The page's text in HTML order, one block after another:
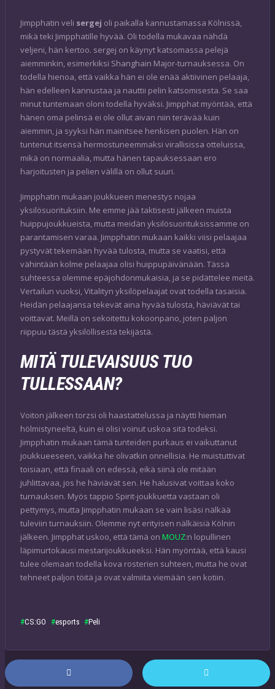
Jimpphatin veli sergej oli paikalla kannustamassa Kölnissä,
mikä teki Jimpphatille hyvää. Oli todella mukavaa nähdä
veljeni, hän kertoo. sergej on käynyt katsomassa pelejä
aiemminkin, esimerkiksi Shanghain Major-turnauksessa. On
todella hienoa, että vaikka hän ei ole enää aktiivinen pelaaja,
hän edelleen kannustaa ja nauttii pelin katsomisesta. Se saa
minut tuntemaan oloni todella hyväksi. Jimpphat myöntää, että
hänen oma pelinsä ei ole ollut aivan niin terävää kuin
aiemmin, ja syyksi hän mainitsee henkisen puolen. Hän on
tuntenut itsensä hermostuneemmaksi virallisissa otteluissa,
mikä on normaalia, mutta hänen tapauksessaan ero
harjoitusten ja pelien välillä on ollut suuri.
Jimpphatin mukaan joukkueen menestys nojaa
yksilösuorituksiin. Me emme jää taktisesti jälkeen muista
huippujoukkueista, mutta meidän yksilösuorituksissamme on
parantamisen varaa. Jimpphatin mukaan kaikki viisi pelaajaa
pystyvät tekemään hyvää tulosta, mutta se vaatisi, että
vähintään kolme pelaajaa olisi huippupäivänään. Tässä
suhteessa olemme epäjohdonmukaisia, ja se pidättelee meitä.
Vertailun vuoksi, Vitalityn yksilöpelaajat ovat todella tasaisia.
Heidän pelaajansa tekevät aina hyvää tulosta, häviävät tai
voittavat. Meillä on sekoitettu kokoonpano, joten paljon
riippuu tästä yksilöllisestä tekijästä.
MITÄ TULEVAISUUS TUO
TULLESSAAN?
Voiton jälkeen torzsi oli haastattelussa ja näytti hieman
hölmistyneeltä, kuin ei olisi voinut uskoa sitä todeksi.
Jimpphatin mukaan tämä tunteiden purkaus ei vaikuttanut
joukkueeseen, vaikka he olivatkin onnellisia. He muistuttivat
toisiaan, että finaali on edessä, eikä siinä ole mitään
juhlittavaa, jos he häviävät sen. He halusivat voittaa koko
turnauksen. Myös tappio Spirit-joukkuetta vastaan oli
pettymys, mutta Jimpphatin mukaan se vain lisäsi nälkää
tuleviin turnauksiin. Olemme nyt erityisen nälkäisiä Kölnin
jälkeen. Jimpphat uskoo, että tämä on MOUZ:n lopullinen
läpimurtokausi mestarijoukkueeksi. Hän myöntää, että kausi
tulee olemaan todella kova rosterien suhteen, mutta he ovat
tehneet paljon töitä ja ovat valmiita viemään sen kotiin.
CS:GO esports Peli